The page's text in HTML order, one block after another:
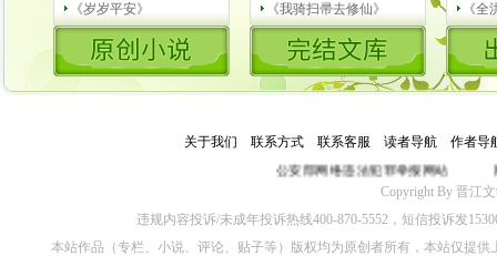
《岁岁平安》
《我骑扫帚去修仙》
《
关于我们 联系方式 联系客服 读者导航
作者导
公安部网络违法犯罪举报网站
Copyright By 晋江
违规内容投诉/未成年投诉热线400-870-5552，短信投诉发
本站作品（专栏、小说、评论、贴子等）版权均为原创者所有，本站仅提